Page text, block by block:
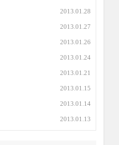
2013.01.28
2013.01.27
2013.01.26
2013.01.24
2013.01.21
2013.01.15
2013.01.14
2013.01.13